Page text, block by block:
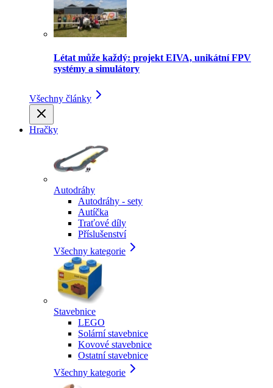
Létat může každý: projekt EIVA, unikátní FPV
systémy a simulátory
Všechny články
Hračky
Autodráhy
Autodráhy - sety
Autíčka
Traťové díly
Příslušenství
Všechny kategorie
Stavebnice
LEGO
Solární stavebnice
Kovové stavebnice
Ostatní stavebnice
Všechny kategorie